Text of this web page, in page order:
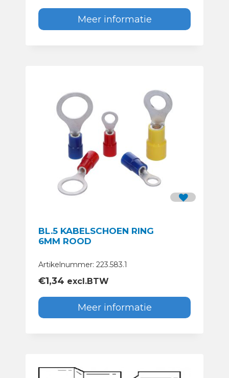
Meer informatie
BL.5 KABELSCHOEN RING
6MM ROOD
Artikelnummer: 223.583.1
€1,34 excl.BTW
Meer informatie